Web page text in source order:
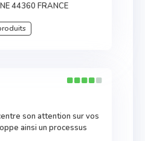
44360 FRANCE
son attention sur vos
ainsi un processus